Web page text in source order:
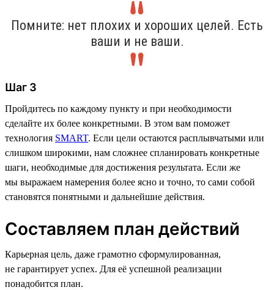
Помните: нет плохих и хороших целей. Есть
ваши и не ваши.
Шаг 3
Пройдитесь по каждому пункту и при необходимости
сделайте их более конкретными. В этом вам поможет
технология SMART. Если цели остаются расплывчатыми или
слишком широкими, нам сложнее спланировать конкретные
шаги, необходимые для достижения результата. Если же
мы выражаем намерения более ясно и точно, то сами собой
становятся понятными и дальнейшие действия.
Составляем план действий
Карьерная цель, даже грамотно сформулированная,
не гарантирует успех. Для её успешной реализации
понадобится план.